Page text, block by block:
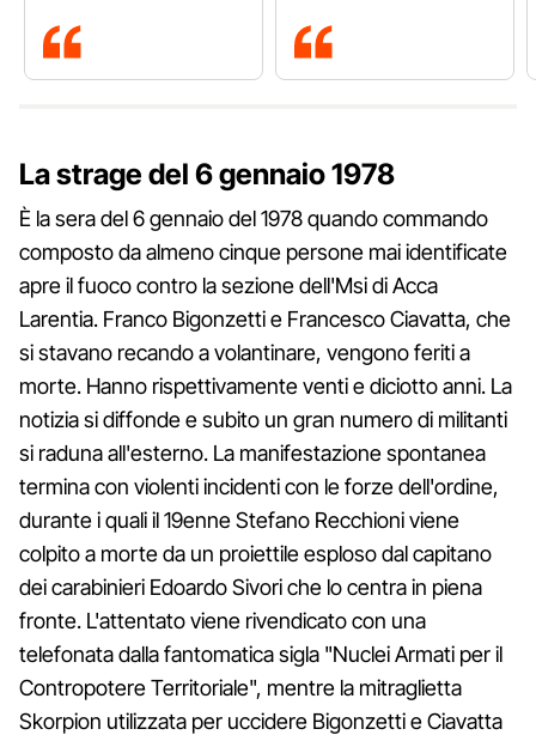
La strage del 6 gennaio 1978
È la sera del 6 gennaio del 1978 quando commando
composto da almeno cinque persone mai identificate
apre il fuoco contro la sezione dell'Msi di Acca
Larentia. Franco Bigonzetti e Francesco Ciavatta, che
si stavano recando a volantinare, vengono feriti a
morte. Hanno rispettivamente venti e diciotto anni. La
notizia si diffonde e subito un gran numero di militanti
si raduna all'esterno. La manifestazione spontanea
termina con violenti incidenti con le forze dell'ordine,
durante i quali il 19enne Stefano Recchioni viene
colpito a morte da un proiettile esploso dal capitano
dei carabinieri Edoardo Sivori che lo centra in piena
fronte. L'attentato viene rivendicato con una
telefonata dalla fantomatica sigla "Nuclei Armati per il
Contropotere Territoriale", mentre la mitraglietta
Skorpion utilizzata per uccidere Bigonzetti e Ciavatta